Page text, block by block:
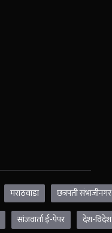
मराठवाडा छत्रपती संभाजीनगर
सांजवार्ता ई-पेपर देश-विदेश